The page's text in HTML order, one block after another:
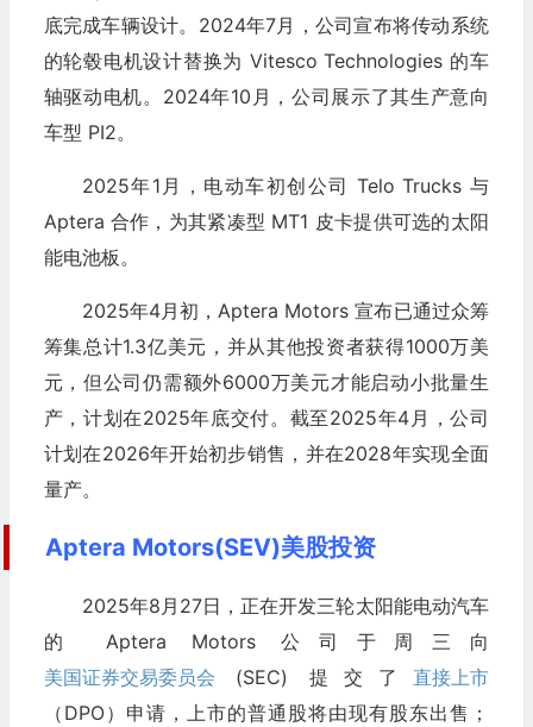
底完成车辆设计。2024年7月，公司宣布将传动系统
的轮毂电机设计替换为 Vitesco Technologies 的车
轴驱动电机。2024年10月，公司展示了其生产意向
车型 PI2。
2025年1月，电动车初创公司 Telo Trucks 与
Aptera 合作，为其紧凑型 MT1 皮卡提供可选的太阳
能电池板。
2025年4月初，Aptera Motors 宣布已通过众筹
筹集总计1.3亿美元，并从其他投资者获得1000万美
元，但公司仍需额外6000万美元才能启动小批量生
产，计划在2025年底交付。截至2025年4月，公司
计划在2026年开始初步销售，并在2028年实现全面
量产。
Aptera Motors(SEV)美股投资
2025年8月27日，正在开发三轮太阳能电动汽车
的 Aptera Motors 公司于周三向
美国证券交易委员会 (SEC) 提交了 直接上市
（DPO）申请，上市的普通股将由现有股东出售；